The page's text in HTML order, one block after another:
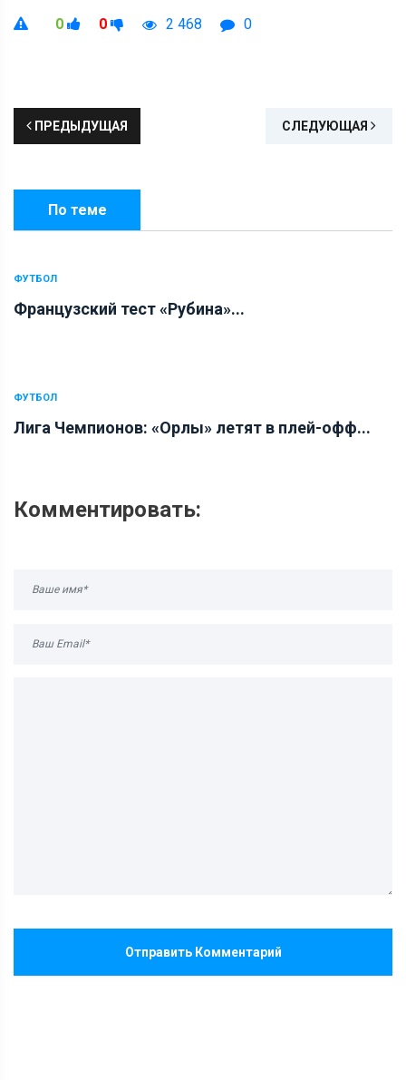
0 0 2 468 0
ПРЕДЫДУЩАЯ СЛЕДУЮЩАЯ
По теме
ФУТБОЛ
Французский тест «Рубина»...
ФУТБОЛ
Лига Чемпионов: «Орлы» летят в плей-офф...
Комментировать:
Отправить Комментарий